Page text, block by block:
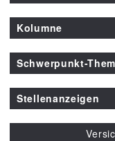
Kolumne
Schwerpunkt-
Stellenanzeigen